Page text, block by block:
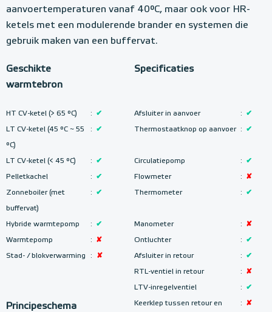
aanvoertemperaturen vanaf 40°C, maar ook voor HR-
ketels met een modulerende brander en systemen die
gebruik maken van een buffervat.
Geschikte
warmtebron
Specificaties
HT CV-ketel (> 65 °C) : ✔ Afsluiter in aanvoer : ✔
LT CV-ketel (45 °C ~ 55
°C)
: ✔ Thermostaatknop op aanvoer : ✔
LT CV-ketel (< 45 °C) : ✔ Circulatiepomp : ✔
Pelletkachel : ✔ Flowmeter : ✘
Zonneboiler (met
buffervat)
: ✔ Thermometer : ✔
Hybride warmtepomp : ✔ Manometer : ✘
Warmtepomp : ✘ Ontluchter : ✔
Stad- / blokverwarming : ✘ Afsluiter in retour : ✔
RTL-ventiel in retour : ✘
LTV-inregelventiel : ✔
Principeschema Keerklep tussen retour en : ✘